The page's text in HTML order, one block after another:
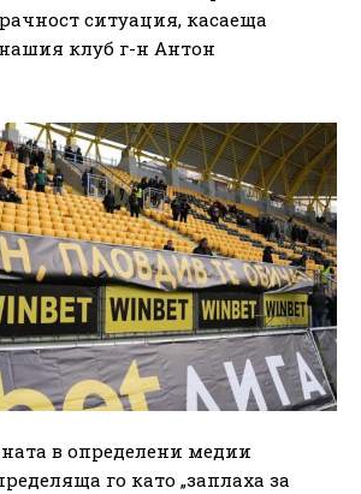
ситуация, касаеща
клуб г-н Антон
в определени медии
го като „заплаха за